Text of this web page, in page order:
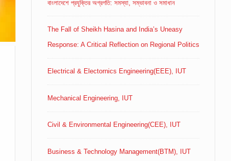
বাংলাদেশে প্রযুক্তির অগ্রগতি: সমস্যা, সম্ভাবনা ও সমাধান
The Fall of Sheikh Hasina and India’s Uneasy
Response: A Critical Reflection on Regional Politics
Electrical & Electornics Engineering(EEE), IUT
Mechanical Engineering, IUT
Civil & Environmental Engineering(CEE), IUT
Business & Technology Management(BTM), IUT